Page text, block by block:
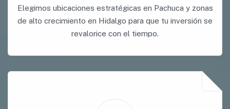
Elegimos ubicaciones estratégicas en Pachuca y zonas
de alto crecimiento en Hidalgo para que tu inversión se
revalorice con el tiempo.